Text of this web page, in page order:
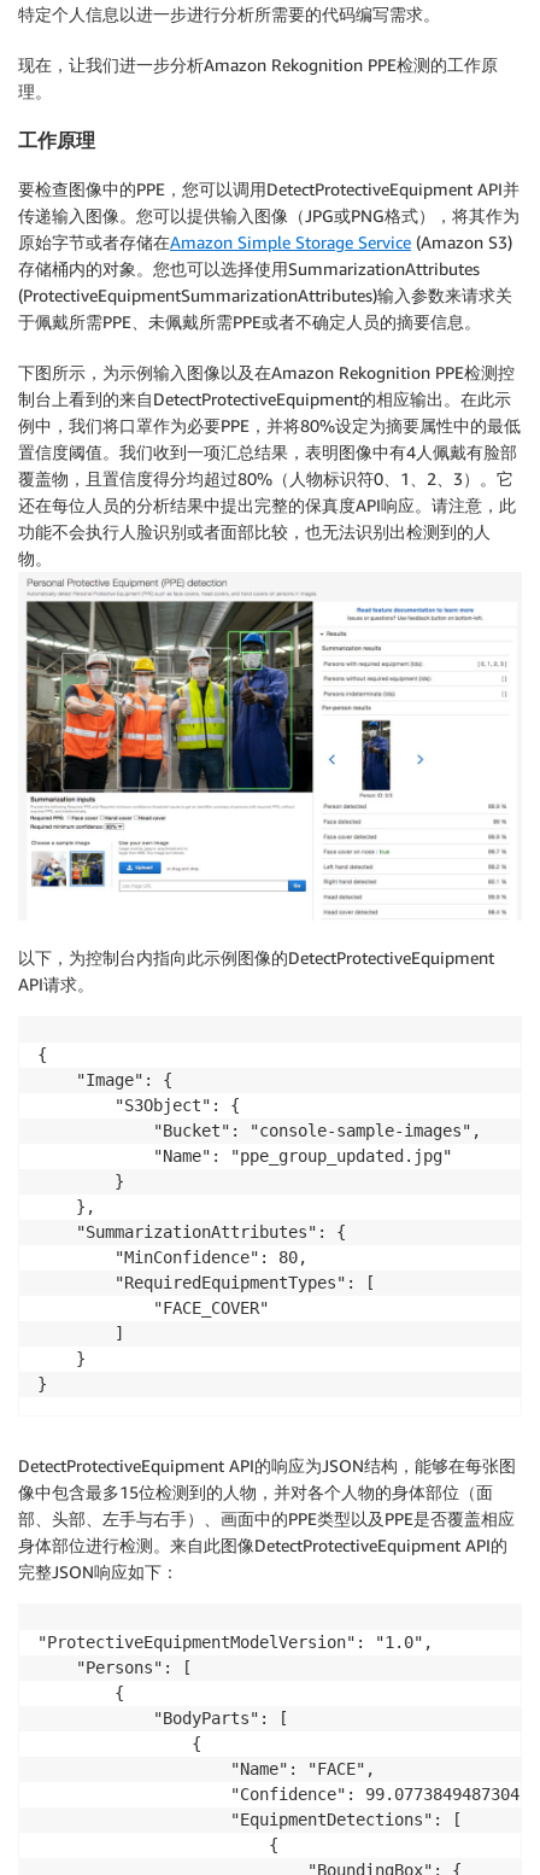
特定个人信息以进一步进行分析所需要的代码编写需求。
现在，让我们进一步分析Amazon Rekognition PPE检测的工作原
理。
工作原理
要检查图像中的PPE，您可以调用DetectProtectiveEquipment API并
传递输入图像。您可以提供输入图像（JPG或PNG格式），将其作为
原始字节或者存储在Amazon Simple Storage Service (Amazon S3)
存储桶内的对象。您也可以选择使用SummarizationAttributes
(ProtectiveEquipmentSummarizationAttributes)输入参数来请求关
于佩戴所需PPE、未佩戴所需PPE或者不确定人员的摘要信息。
下图所示，为示例输入图像以及在Amazon Rekognition PPE检测控
制台上看到的来自DetectProtectiveEquipment的相应输出。在此示
例中，我们将口罩作为必要PPE，并将80%设定为摘要属性中的最低
置信度阈值。我们收到一项汇总结果，表明图像中有4人佩戴有脸部
覆盖物，且置信度得分均超过80%（人物标识符0、1、2、3）。它
还在每位人员的分析结果中提出完整的保真度API响应。请注意，此
功能不会执行人脸识别或者面部比较，也无法识别出检测到的人
物。
以下，为控制台内指向此示例图像的DetectProtectiveEquipment
API请求。
{
    "Image": {
        "S3Object": {
            "Bucket": "console-sample-images",
            "Name": "ppe_group_updated.jpg"
        }
    },
    "SummarizationAttributes": {
        "MinConfidence": 80,
        "RequiredEquipmentTypes": [
            "FACE_COVER"
        ]
    }
DetectProtectiveEquipment API的响应为JSON结构，能够在每张图
像中包含最多15位检测到的人物，并对各个人物的身体部位（面
部、头部、左手与右手）、画面中的PPE类型以及PPE是否覆盖相应
身体部位进行检测。来自此图像DetectProtectiveEquipment API的
完整JSON响应如下：
"ProtectiveEquipmentModelVersion": "1.0",
    "Persons": [
        {
            "BodyParts": [
                {
                    "Name": "FACE",
                    "Confidence": 99.07738494873047,
                    "EquipmentDetections": [
                        {
                            "BoundingBox": {